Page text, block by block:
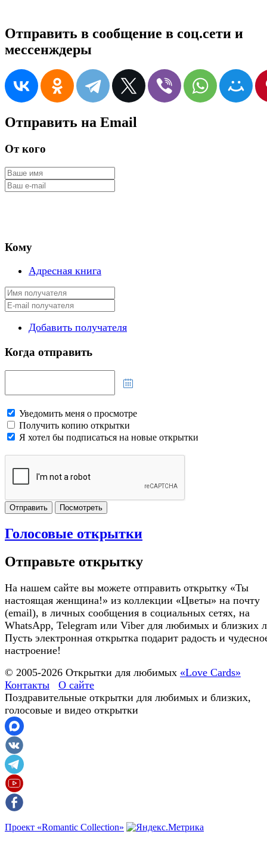
Отправить в сообщение в соц.сети и
мессенждеры
Отправить на Email
От кого
Кому
Адресная книга
Добавить получателя
Когда отправить
Уведомить меня о просмотре
Получить копию открытки
Я хотел бы подписаться на новые открытки
Отправить Посмотреть
Голосовые открытки
Отправьте открытку
На нашем сайте вы можете отправить открытку «Ты
настоящая женщина!» из коллекции «Цветы» на почту
(email), в личных сообщения в социальных сетях, на
WhatsApp, Telegram или Viber для любимых и близких
Пусть электронная открытка подарит радость и
настроение!
© 2005-2026 Открытки для любимых «Love Cards»
Контакты
О сайте
Поздравительные открытки для любимых и близких,
голосовые и видео открытки
Проект «Romantic Collection»